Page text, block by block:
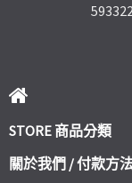
STORE 商品分類
關於我們 / 付款方